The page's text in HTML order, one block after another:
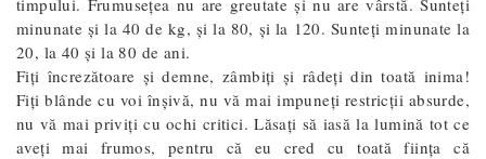
timpului. Frumusețea nu are greutate și nu are vârstă. Sunteți
minunate și la 40 de kg, și la 80, și la 120. Sunteți minunate la
20, la 40 și la 80 de ani.
Fiți încrezătoare și demne, zâmbiți și râdeți din toată inima!
Fiți blânde cu voi înșivă, nu vă mai impuneți restricții absurde,
nu vă mai priviți cu ochi critici. Lăsați să iasă la lumină tot ce
aveți mai frumos, pentru că eu cred cu toată ființa că